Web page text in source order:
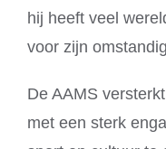
hij heeft veel
voor zijn
De AAMS
met een sterk